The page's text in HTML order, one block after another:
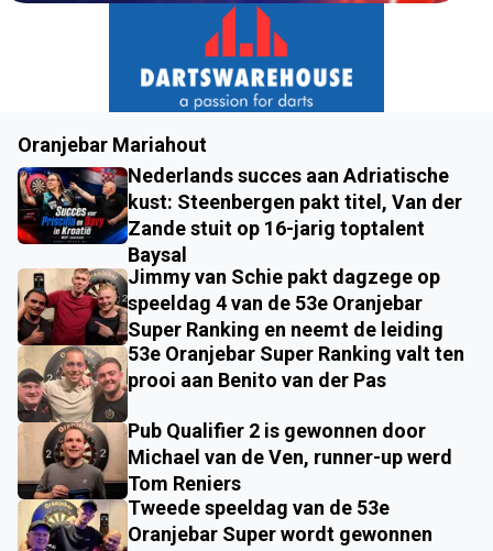
Oranjebar Mariahout
Nederlands succes aan Adriatische
kust: Steenbergen pakt titel, Van der
Zande stuit op 16-jarig toptalent
Baysal
Jimmy van Schie pakt dagzege op
speeldag 4 van de 53e Oranjebar
Super Ranking en neemt de leiding
53e Oranjebar Super Ranking valt ten
prooi aan Benito van der Pas
Pub Qualifier 2 is gewonnen door
Michael van de Ven, runner-up werd
Tom Reniers
Tweede speeldag van de 53e
Oranjebar Super wordt gewonnen